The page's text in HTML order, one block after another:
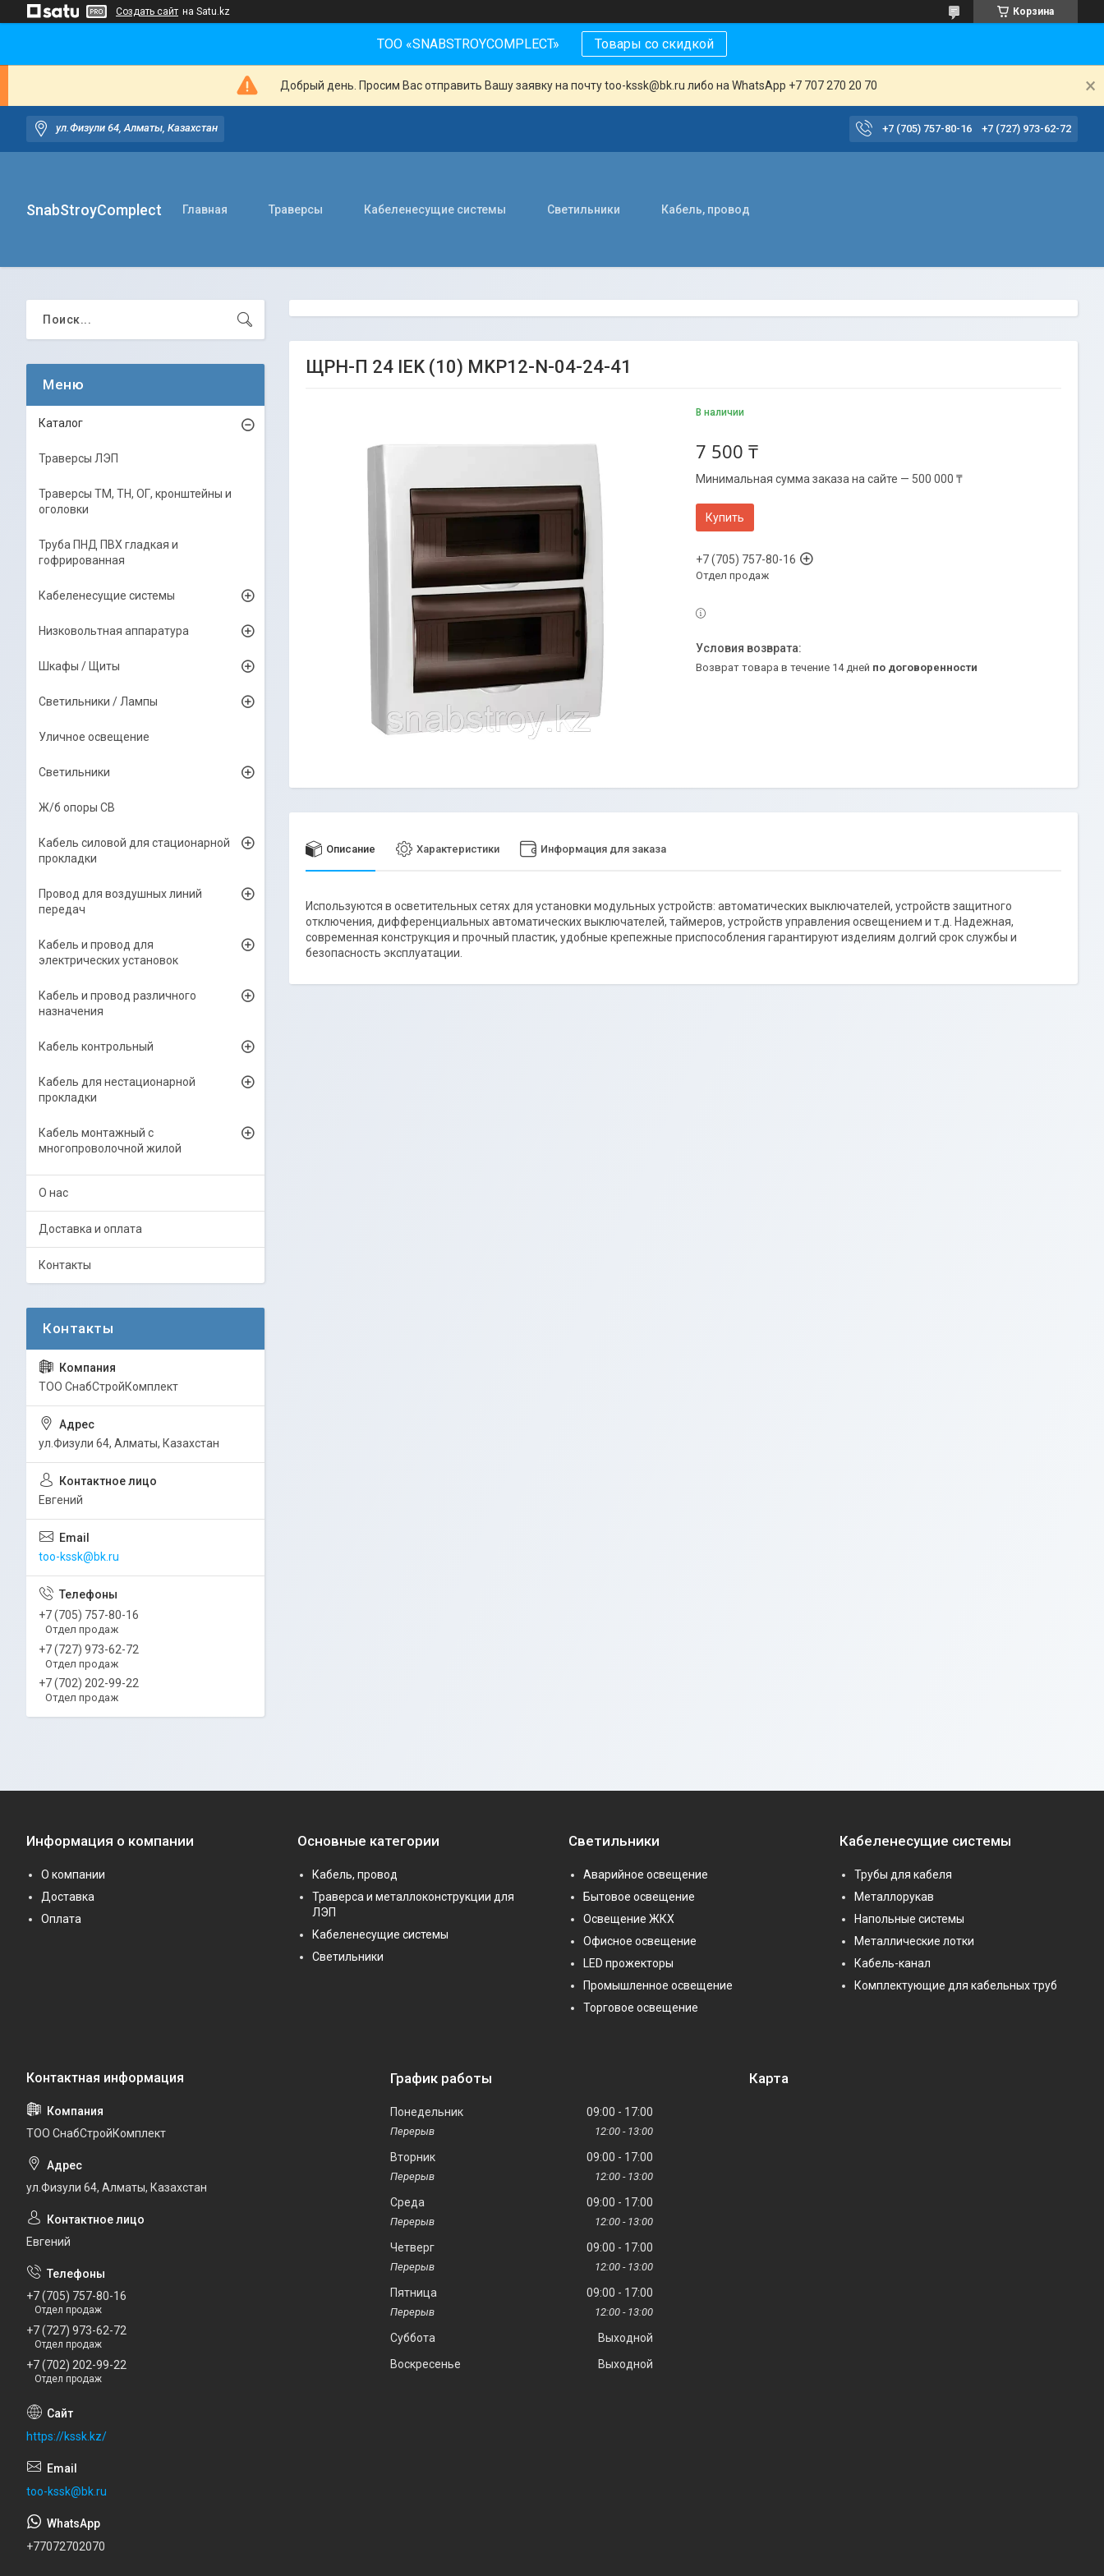
Создать сайт на Satu.kz Корзина
ТОО «SNABSTROYCOMPLECT» Товары со скидкой
Добрый день. Просим Вас отправить Вашу заявку на почту too-kssk@bk.ru либо на WhatsApp +7 707 270 20 70
ул.Физули 64, Алматы, Казахстан +7 (705) 757-80-16 +7 (727) 973-62-72
SnabStroyComplect Главная Траверсы Кабеленесущие системы Светильники Кабель, провод
ЩРН-П 24 IEK (10) MKP12-N-04-24-41
В наличии
7 500 ₸
Минимальная сумма заказа на сайте — 500 000 ₸
Купить
+7 (705) 757-80-16
Отдел продаж
возврат товара в течение 14 дней по договоренности
Описание Характеристики Информация для заказа
Используются в осветительных сетях для установки модульных устройств: автоматических выключателей, устройств защитного
отключения, дифференциальных автоматических выключателей, таймеров, устройств управления освещением и т.д. Надежная,
современная конструкция и прочный пластик, удобные крепежные приспособления гарантируют изделиям долгий срок службы и
безопасность эксплуатации.
Каталог
Траверсы ЛЭП
Траверсы ТМ, ТН, ОГ, кронштейны и
оголовки
Труба ПНД ПВХ гладкая и
гофрированная
Кабеленесущие системы
Низковольтная аппаратура
Шкафы / Щиты
Светильники / Лампы
Уличное освещение
Светильники
Ж/б опоры СВ
Кабель силовой для стационарной
прокладки
Провод для воздушных линий
передач
Кабель и провод для
электрических установок
Кабель и провод различного
назначения
Кабель контрольный
Кабель для нестационарной
прокладки
Кабель монтажный с
многопроволочной жилой
О нас
Доставка и оплата
Контакты
ТОО СнабСтройКомплект
ул.Физули 64, Алматы, Казахстан
Евгений
too-kssk@bk.ru
+7 (705) 757-80-16
Отдел продаж
+7 (727) 973-62-72
Отдел продаж
+7 (702) 202-99-22
Отдел продаж
Информация о компании
О компании
Доставка
Оплата
Основные категории
Кабель, провод
Траверса и металлоконструкции для
ЛЭП
Кабеленесущие системы
Светильники
Светильники
Аварийное освещение
Бытовое освещение
Освещение ЖКХ
Офисное освещение
LED прожекторы
Промышленное освещение
Торговое освещение
Кабеленесущие системы
Трубы для кабеля
Металлорукав
Напольные системы
Металлические лотки
Кабель-канал
Комплектующие для кабельных труб
ТОО СнабСтройКомплект
ул.Физули 64, Алматы, Казахстан
Евгений
+7 (705) 757-80-16
Отдел продаж
+7 (727) 973-62-72
Отдел продаж
+7 (702) 202-99-22
Отдел продаж
https://kssk.kz/
too-kssk@bk.ru
+77072702070
График работы
Понедельник 09:00 17:00
12:00 13:00
Вторник 09:00 17:00
12:00 13:00
Среда 09:00 17:00
12:00 13:00
Четверг 09:00 17:00
12:00 13:00
Пятница 09:00 17:00
12:00 13:00
Суббота
Выходной
Воскресенье
Выходной
Карта